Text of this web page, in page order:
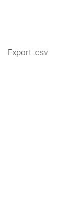
Export .csv